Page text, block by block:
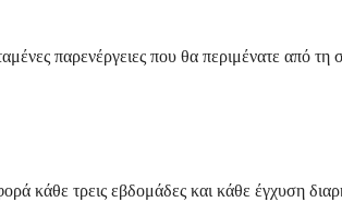
παρενέργειες που θα περιμένατε από τη
κάθε τρεις εβδομάδες και κάθε έγχυση